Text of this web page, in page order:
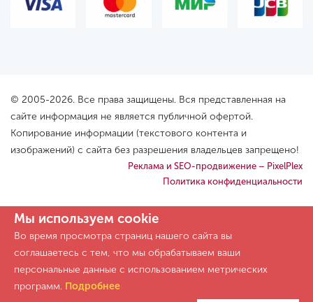
© 2005-2026. Все права защищены. Вся представленная на
сайте информация не является публичной офертой.
Копирование информации (текстового контента и
изображений) с сайта без разрешения владельцев запрещено!
Реклама и SEO-продвижение – PixelPlex
Политика конфиденциальности
Мы используем cookie
Во время просмотра страниц нашего сайта вы
соглашаетесь с тем, что мы обрабатываем ваши
персональные данные с использованием метрических
программ. Подробнее